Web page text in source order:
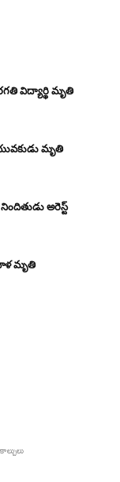
విద్యార్థి మృతి
మృతి
అరెస్ట్
మృతి